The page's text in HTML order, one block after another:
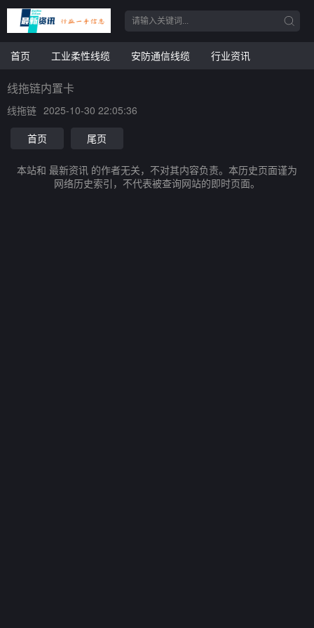
首页 工业柔性线缆 安防通信线缆 行业资讯
线拖链内置卡
线拖链 2025-10-30 22:05:36
首页
尾页
本站和 最新资讯 的作者无关，不对其内容负责。本历史页面谨为
网络历史索引，不代表被查询网站的即时页面。